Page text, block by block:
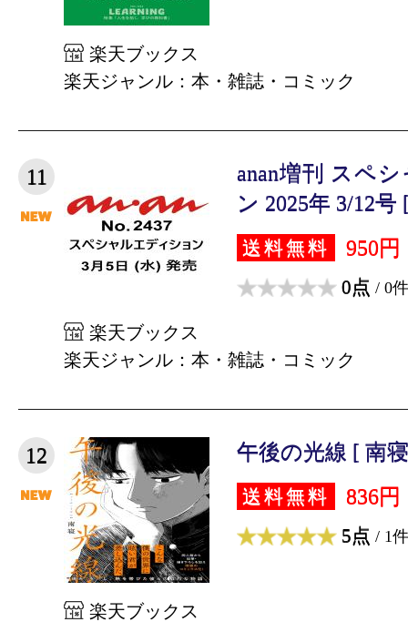
楽天ブックス
楽天ジャンル：本・雑誌・コミック
11
anan増刊 スペ
ン 2025年 3/12号
送料無料 950円
0点 / 0件
楽天ブックス
楽天ジャンル：本・雑誌・コミック
12 午後の光線 [ 南
送料無料 836円
5点 / 1件
楽天ブックス